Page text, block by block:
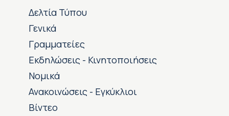
Δελτία Τύπου
Γενικά
Γραμματείες
Εκδηλώσεις - Κινητοποιήσεις
Νομικά
Ανακοινώσεις - Εγκύκλιοι
Βίντεο